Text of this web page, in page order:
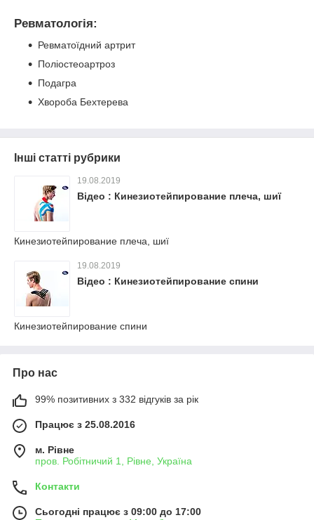
Ревматологія:
Ревматоїдний артрит
Поліостеоартроз
Подагра
Хвороба Бехтерева
Інші статті рубрики
19.08.2019
Відео : Кинезиотейпирование плеча, шиї
Кинезиотейпирование плеча, шиї
19.08.2019
Відео : Кинезиотейпирование спини
Кинезиотейпирование спини
Про нас
99% позитивних з 332 відгуків за рік
Працює з 25.08.2016
м. Рівне
пров. Робітничий 1, Рівне, Україна
Контакти
Сьогодні працює з 09:00 до 17:00